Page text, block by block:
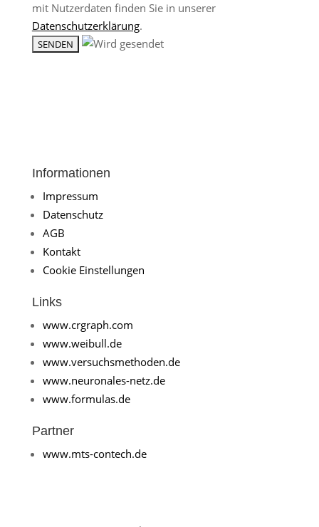
mit Nutzerdaten finden Sie in unserer
Datenschutzerklärung.
Informationen
Impressum
Datenschutz
AGB
Kontakt
Cookie Einstellungen
Links
www.crgraph.com
www.weibull.de
www.versuchsmethoden.de
www.neuronales-netz.de
www.formulas.de
Partner
www.mts-contech.de